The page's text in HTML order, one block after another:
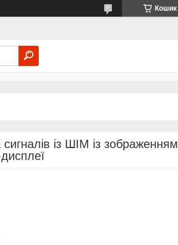
Кошик
із ШІМ із зображенням